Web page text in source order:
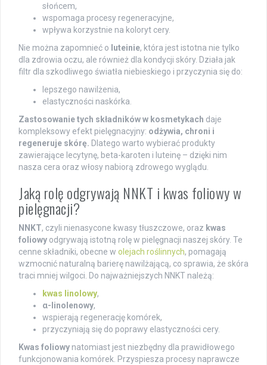
słońcem,
wspomaga procesy regeneracyjne,
wpływa korzystnie na koloryt cery.
Nie można zapomnieć o luteinie, która jest istotna nie tylko
dla zdrowia oczu, ale również dla kondycji skóry. Działa jak
filtr dla szkodliwego światła niebieskiego i przyczynia się do:
lepszego nawilżenia,
elastyczności naskórka.
Zastosowanie tych składników w kosmetykach daje
kompleksowy efekt pielęgnacyjny: odżywia, chroni i
regeneruje skórę. Dlatego warto wybierać produkty
zawierające lecytynę, beta-karoten i luteinę – dzięki nim
nasza cera oraz włosy nabiorą zdrowego wyglądu.
Jaką rolę odgrywają NNKT i kwas foliowy w
pielęgnacji?
NNKT, czyli nienasycone kwasy tłuszczowe, oraz kwas
foliowy odgrywają istotną rolę w pielęgnacji naszej skóry. Te
cenne składniki, obecne w olejach roślinnych, pomagają
wzmocnić naturalną barierę nawilżającą, co sprawia, że skóra
traci mniej wilgoci. Do najważniejszych NNKT należą:
kwas linolowy,
α-linolenowy,
wspierają regenerację komórek,
przyczyniają się do poprawy elastyczności cery.
Kwas foliowy natomiast jest niezbędny dla prawidłowego
funkcjonowania komórek. Przyspiesza procesy naprawcze